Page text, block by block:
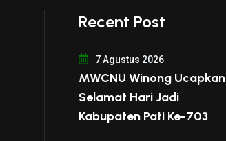
Recent Post
7 Agustus 2026
MWCNU Winong Ucapkan
Selamat Hari Jadi
Kabupaten Pati Ke-703